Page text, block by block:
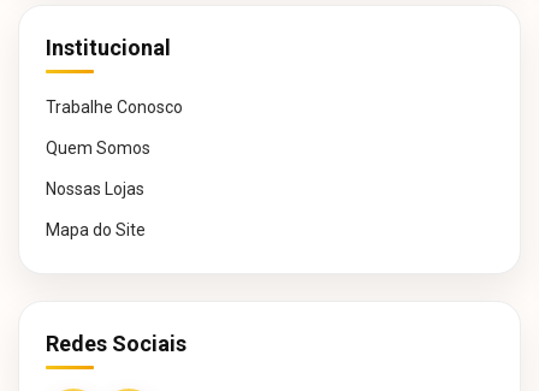
Institucional
Trabalhe Conosco
Quem Somos
Nossas Lojas
Mapa do Site
Redes Sociais